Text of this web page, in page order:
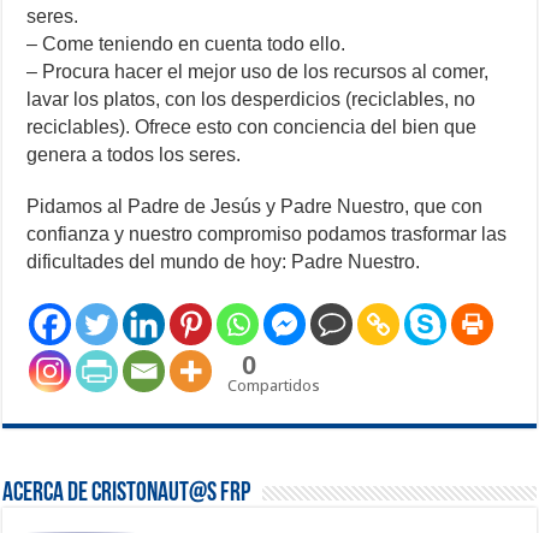
seres.
– Come teniendo en cuenta todo ello.
– Procura hacer el mejor uso de los recursos al comer,
lavar los platos, con los desperdicios (reciclables, no
reciclables). Ofrece esto con conciencia del bien que
genera a todos los seres.
Pidamos al Padre de Jesús y Padre Nuestro, que con
confianza y nuestro compromiso podamos trasformar las
dificultades del mundo de hoy: Padre Nuestro.
0
Compartidos
Acerca de Cristonaut@s FRP